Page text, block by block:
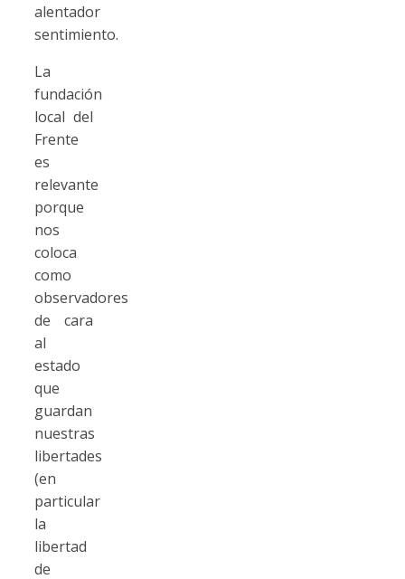
alentador
sentimiento.
La
fundación
local del
Frente
es
relevante
porque
nos
coloca
como
observadores
de cara
al
estado
que
guardan
nuestras
libertades
(en
particular
la
libertad
de